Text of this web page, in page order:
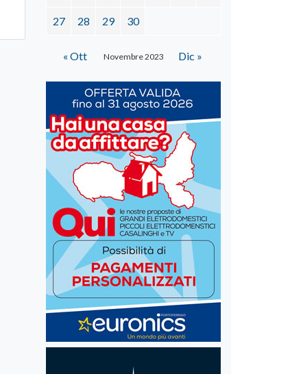
Novembre 2023
27 28 29 30
« Ott Dic »